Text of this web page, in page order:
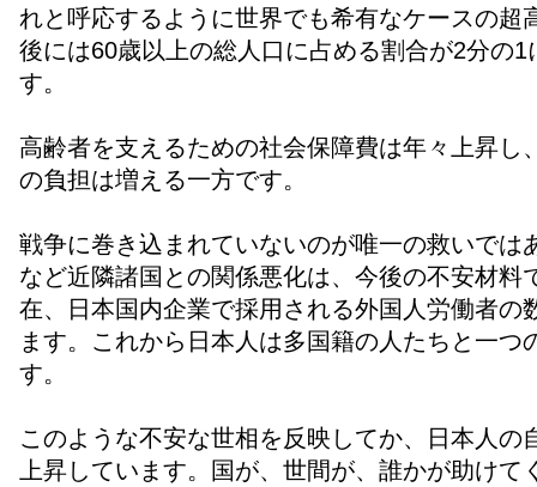
れと呼応するように世界でも希有なケースの超
後には60歳以上の総人口に占める割合が2分の
す。
高齢者を支えるための社会保障費は年々上昇し
の負担は増える一方です。
戦争に巻き込まれていないのが唯一の救いでは
など近隣諸国との関係悪化は、今後の不安材料
在、日本国内企業で採用される外国人労働者の
ます。これから日本人は多国籍の人たちと一つ
す。
このような不安な世相を反映してか、日本人の
上昇しています。国が、世間が、誰かが助け